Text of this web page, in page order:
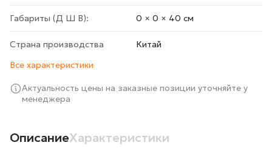
Габариты (Д Ш В): 0 × 0 × 40 cм
Страна производства
Китай
Все характеристики
Актуальность цены на заказные позиции уточняйте у
менеджера
ОписаниеХарактеристики